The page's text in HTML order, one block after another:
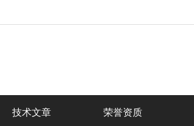
技术文章 荣誉资质